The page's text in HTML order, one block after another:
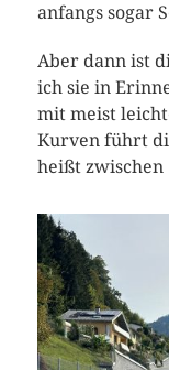
anfangs sogar
Aber dann ist
ich sie in
mit meist
Kurven führt
heißt zwischen